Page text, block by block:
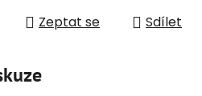
Zeptat se Sdílet